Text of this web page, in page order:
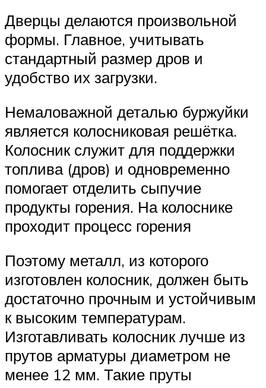
Дверцы делаются произвольной
формы. Главное, учитывать
стандартный размер дров и
удобство их загрузки.
Немаловажной деталью буржуйки
является колосниковая решётка.
Колосник служит для поддержки
топлива (дров) и одновременно
помогает отделить сыпучие
продукты горения. На колоснике
проходит процесс горения
Поэтому металл, из которого
изготовлен колосник, должен быть
достаточно прочным и устойчивым
к высоким температурам.
Изготавливать колосник лучше из
прутов арматуры диаметром не
менее 12 мм. Такие пруты